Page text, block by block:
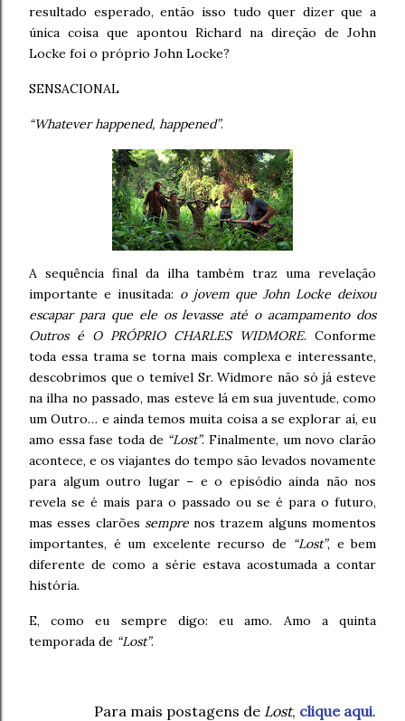
resultado esperado, então isso tudo quer dizer que a
única coisa que apontou Richard na direção de John
Locke foi o próprio John Locke?
SENSACIONAL
“Whatever happened, happened”.
A sequência final da ilha também traz uma revelação
importante e inusitada: o jovem que John Locke deixou
escapar para que ele os levasse até o acampamento dos
Outros é O PRÓPRIO CHARLES WIDMORE. Conforme
toda essa trama se torna mais complexa e interessante,
descobrimos que o temível Sr. Widmore não só já esteve
na ilha no passado, mas esteve lá em sua juventude, como
um Outro… e ainda temos muita coisa a se explorar aí, eu
amo essa fase toda de “Lost”. Finalmente, um novo clarão
acontece, e os viajantes do tempo são levados novamente
para algum outro lugar – e o episódio ainda não nos
revela se é mais para o passado ou se é para o futuro,
mas esses clarões semprenos trazem alguns momentos
importantes, é um excelente recurso de “Lost”, e bem
diferente de como a série estava acostumada a contar
história.
E, como eu sempre digo: eu amo. Amo a quinta
temporada de “Lost”.
Para mais postagens de Lost, clique aqui.